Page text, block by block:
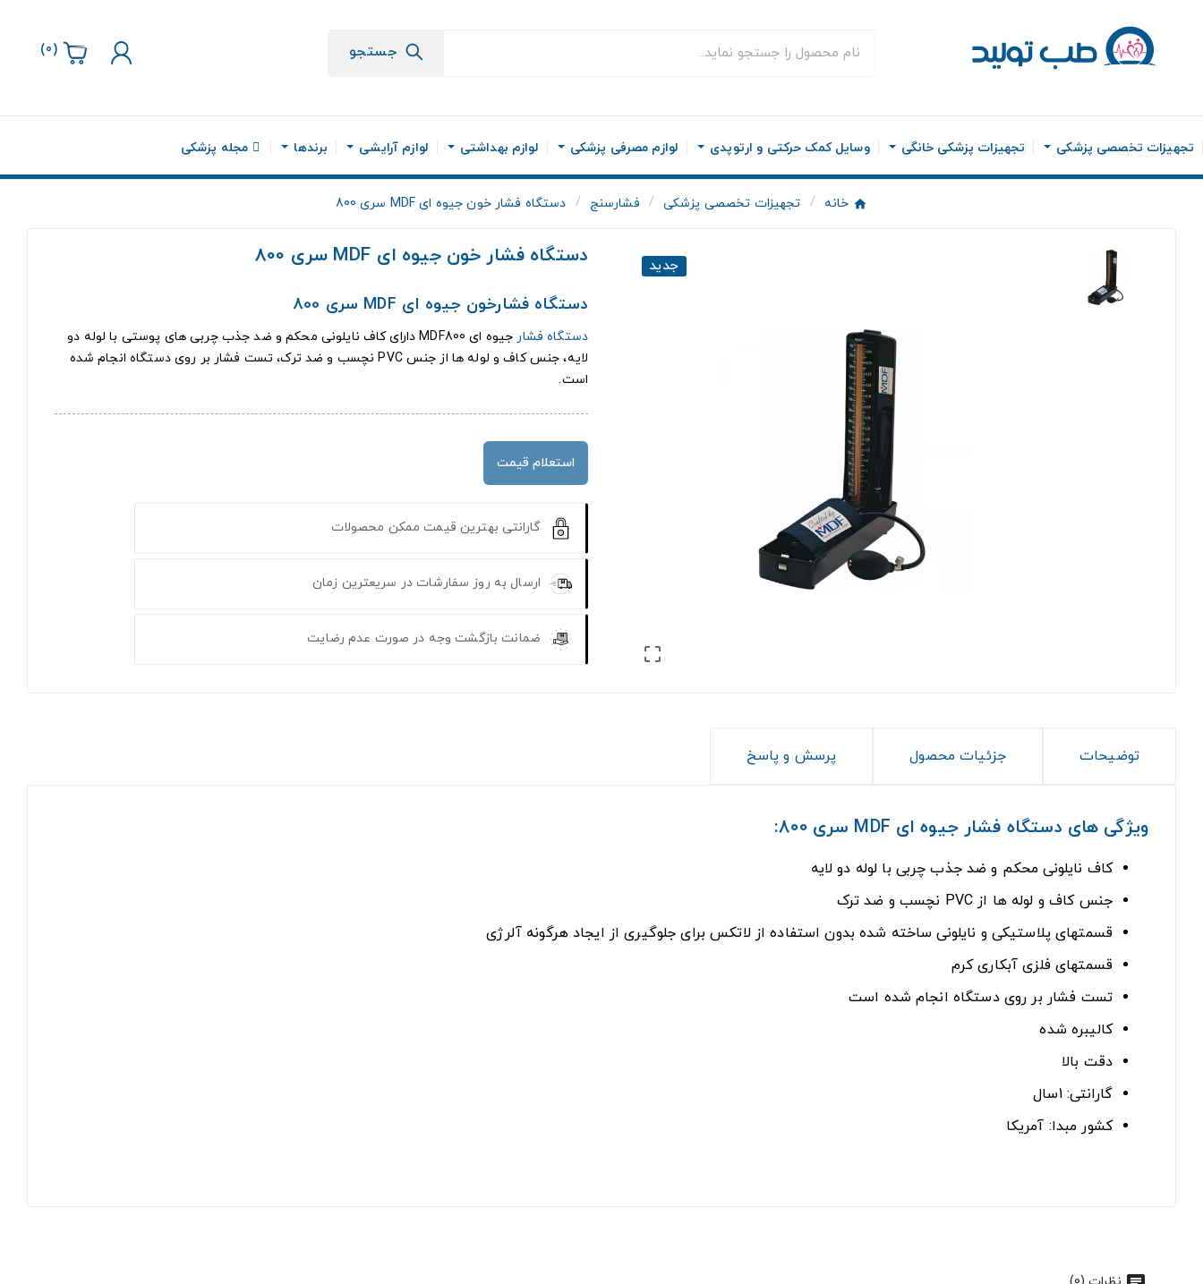
جستجو (
0
)
تجهیزات تخصصی پزشکی تجهیزات پزشکی خانگی وسایل کمک حرکتی و ارتوپدی لوازم مصرفی پزشکی لوازم بهداشتی لوازم آرایشی برندها مجله پزشکی
خانه تجهیزات تخصصی پزشکی فشارسنج دستگاه فشار خون جیوه ای MDF سری 800
جدید

دستگاه فشار خون جیوه ای MDF سری 800
دستگاه فشارخون جیوه ای MDF سری 800
دستگاه فشار
جیوه ای MDF800 دارای کاف نایلونی محکم و ضد جذب چربی های پوستی با لوله دو
لایه، جنس کاف و لوله ها از جنس PVC نچسب و ضد ترک، تست فشار بر روی دستگاه انجام شده
است.
استعلام قیمت
گارانتی بهترین قیمت ممکن محصولات
ارسال به روز سفارشات در سریعترین زمان
ضمانت بازگشت وجه در صورت عدم رضایت
توضیحات جزئیات محصول پرسش و پاسخ
ویژگی های دستگاه فشار جیوه ای MDF سری 800:
کاف نایلونی محکم و ضد جذب چربی با لوله دو لایه
جنس کاف و لوله ها از PVC نچسب و ضد ترک
قسمتهای پلاستیکی و نایلونی ساخته شده بدون استفاده از لاتکس برای جلوگیری از ایجاد هرگونه آلرژی
قسمتهای فلزی آبکاری کرم
تست فشار بر روی دستگاه انجام شده است
کالیبره شده
دقت بالا
گارانتی: 1سال
کشور مبدا: آمریکا